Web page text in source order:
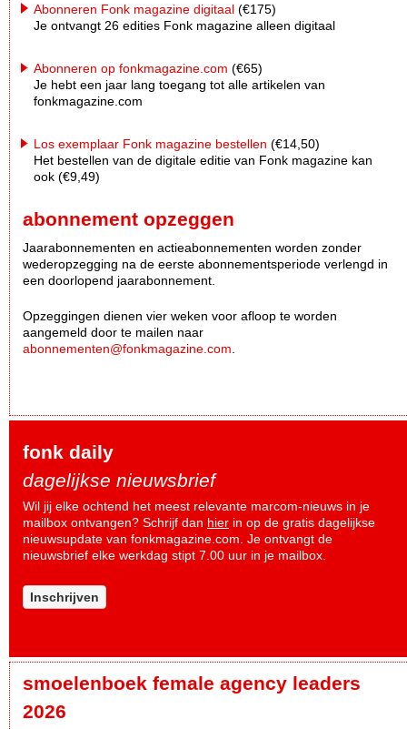
Abonneren Fonk magazine digitaal (€175)
Je ontvangt 26 edities Fonk magazine alleen digitaal
Abonneren op fonkmagazine.com (€65)
Je hebt een jaar lang toegang tot alle artikelen van
fonkmagazine.com
Los exemplaar Fonk magazine bestellen (€14,50)
Het bestellen van de digitale editie van Fonk magazine kan
ook (€9,49)
abonnement opzeggen
Jaarabonnementen en actieabonnementen worden zonder
wederopzegging na de eerste abonnementsperiode verlengd in
een doorlopend jaarabonnement.
Opzeggingen dienen vier weken voor afloop te worden
aangemeld door te mailen naar
abonnementen@fonkmagazine.com
fonk daily
dagelijkse nieuwsbrief
Wil jij elke ochtend het meest relevante marcom-nieuws in je
mailbox ontvangen? Schrijf dan hier in op de gratis dagelijkse
nieuwsupdate van fonkmagazine.com. Je ontvangt de
nieuwsbrief elke werkdag stipt 7.00 uur in je mailbox.
Inschrijven
smoelenboek female agency leaders
2026